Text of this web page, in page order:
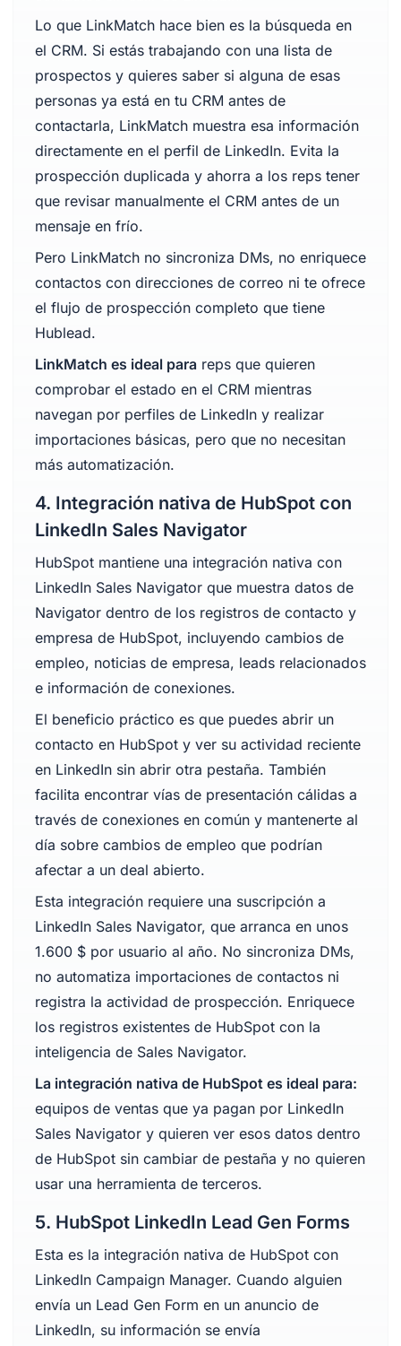
Lo que LinkMatch hace bien es la búsqueda en
el CRM. Si estás trabajando con una lista de
prospectos y quieres saber si alguna de esas
personas ya está en tu CRM antes de
contactarla, LinkMatch muestra esa información
directamente en el perfil de LinkedIn. Evita la
prospección duplicada y ahorra a los reps tener
que revisar manualmente el CRM antes de un
mensaje en frío.
Pero LinkMatch no sincroniza DMs, no enriquece
contactos con direcciones de correo ni te ofrece
el flujo de prospección completo que tiene
Hublead.
LinkMatch es ideal parareps que quieren
comprobar el estado en el CRM mientras
navegan por perfiles de LinkedIn y realizar
importaciones básicas, pero que no necesitan
más automatización.
4. Integración nativa de HubSpot con
LinkedIn Sales Navigator
HubSpot mantiene una integración nativa con
LinkedIn Sales Navigator que muestra datos de
Navigator dentro de los registros de contacto y
empresa de HubSpot, incluyendo cambios de
empleo, noticias de empresa, leads relacionados
e información de conexiones.
El beneficio práctico es que puedes abrir un
contacto en HubSpot y ver su actividad reciente
en LinkedIn sin abrir otra pestaña. También
facilita encontrar vías de presentación cálidas a
través de conexiones en común y mantenerte al
día sobre cambios de empleo que podrían
afectar a un deal abierto.
Esta integración requiere una suscripción a
LinkedIn Sales Navigator, que arranca en unos
1.600 $ por usuario al año. No sincroniza DMs,
no automatiza importaciones de contactos ni
registra la actividad de prospección. Enriquece
los registros existentes de HubSpot con la
inteligencia de Sales Navigator.
La integración nativa de HubSpot es ideal para:
equipos de ventas que ya pagan por LinkedIn
Sales Navigator y quieren ver esos datos dentro
de HubSpot sin cambiar de pestaña y no quieren
usar una herramienta de terceros.
5. HubSpot LinkedIn Lead Gen Forms
Esta es la integración nativa de HubSpot con
LinkedIn Campaign Manager. Cuando alguien
envía un Lead Gen Form en un anuncio de
LinkedIn, su información se envía